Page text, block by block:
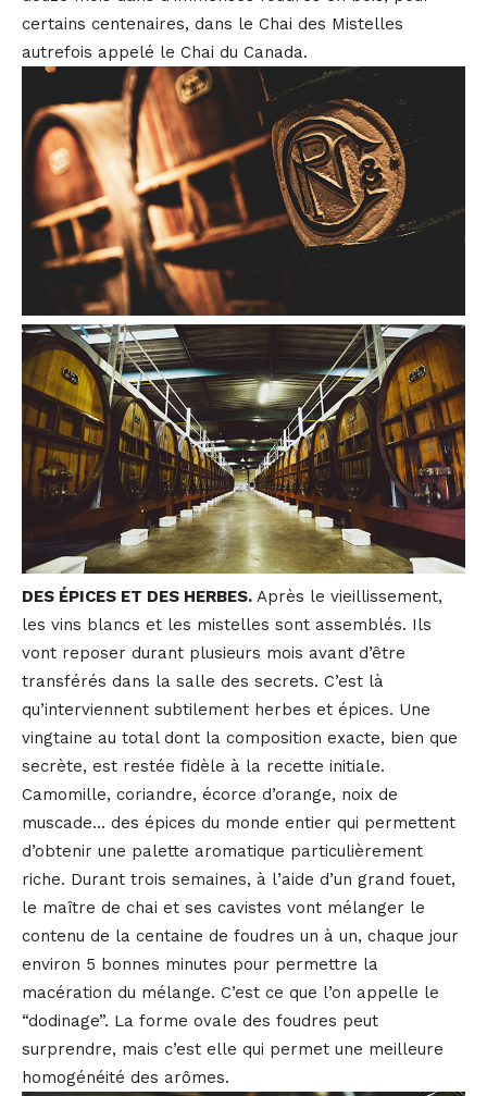
certains centenaires, dans le Chai des Mistelles
autrefois appelé le Chai du Canada.
DES ÉPICES ET DES HERBES. Après le vieillissement,
les vins blancs et les mistelles sont assemblés. Ils
vont reposer durant plusieurs mois avant d’être
transférés dans la salle des secrets. C’est là
qu’interviennent subtilement herbes et épices. Une
vingtaine au total dont la composition exacte, bien que
secrète, est restée fidèle à la recette initiale.
Camomille, coriandre, écorce d’orange, noix de
muscade… des épices du monde entier qui permettent
d’obtenir une palette aromatique particulièrement
riche. Durant trois semaines, à l’aide d’un grand fouet,
le maître de chai et ses cavistes vont mélanger le
contenu de la centaine de foudres un à un, chaque jour
environ 5 bonnes minutes pour permettre la
macération du mélange. C’est ce que l’on appelle le
“dodinage”. La forme ovale des foudres peut
surprendre, mais c’est elle qui permet une meilleure
homogénéité des arômes.